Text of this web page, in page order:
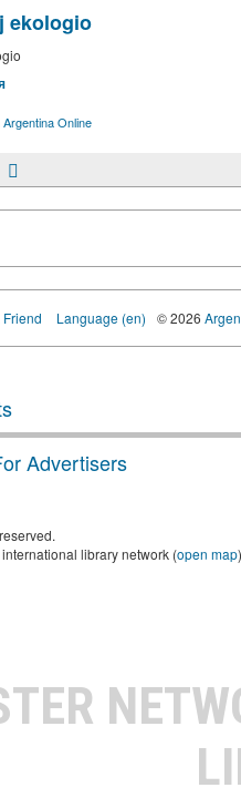
ekologio
Argentina Online
Friend Language (en) © 2026
Advertisers
library network (open map)